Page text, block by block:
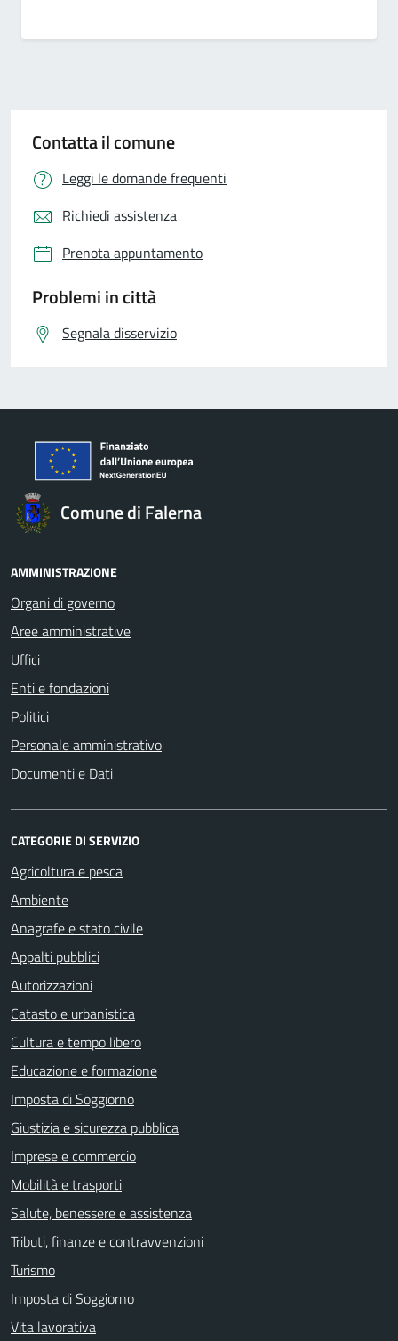
Contatta il comune
Leggi le domande frequenti
Richiedi assistenza
Prenota appuntamento
Problemi in città
Segnala disservizio
Comune di Falerna
AMMINISTRAZIONE
Organi di governo
Aree amministrative
Uffici
Enti e fondazioni
Politici
Personale amministrativo
Documenti e Dati
CATEGORIE DI SERVIZIO
Agricoltura e pesca
Ambiente
Anagrafe e stato civile
Appalti pubblici
Autorizzazioni
Catasto e urbanistica
Cultura e tempo libero
Educazione e formazione
Imposta di Soggiorno
Giustizia e sicurezza pubblica
Imprese e commercio
Mobilità e trasporti
Salute, benessere e assistenza
Tributi, finanze e contravvenzioni
Turismo
Imposta di Soggiorno
Vita lavorativa